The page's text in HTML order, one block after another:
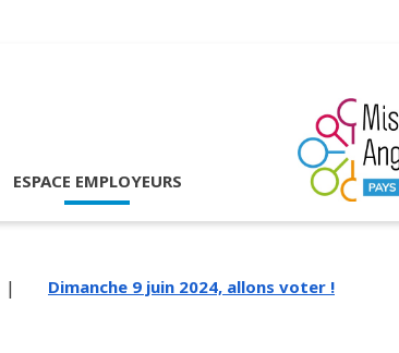
ESPACE EMPLOYEURS
Dimanche 9 juin 2024, allons voter !